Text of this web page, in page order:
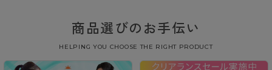
商品選びのお手伝い
HELPING YOU CHOOSE THE RIGHT PRODUCT